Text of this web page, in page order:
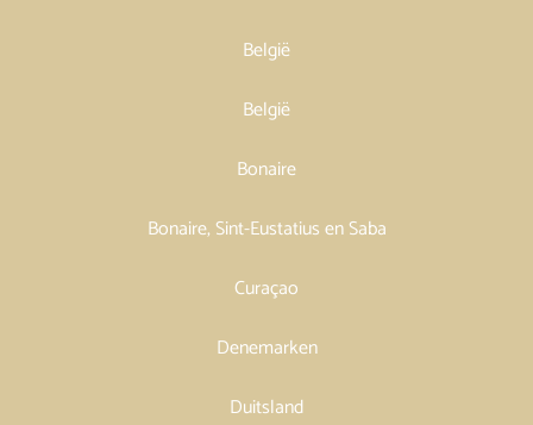
België
België
Bonaire
Bonaire, Sint-Eustatius en Saba
Curaçao
Denemarken
Duitsland